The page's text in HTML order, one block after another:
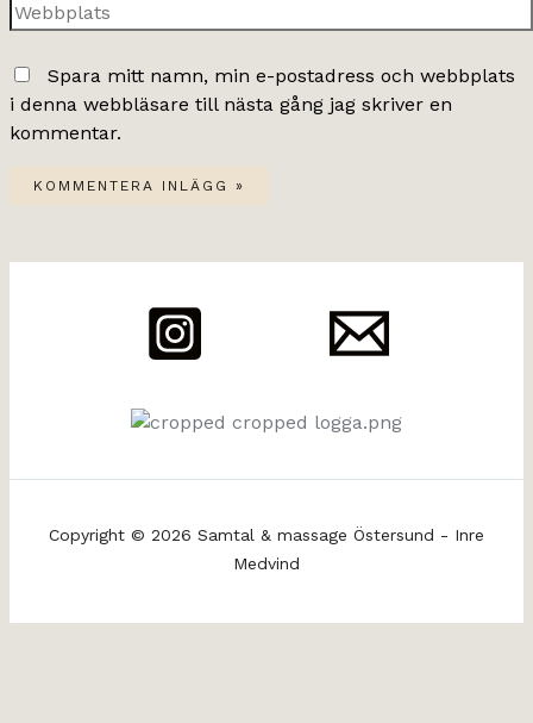
Webbplats
Spara mitt namn, min e-postadress och webbplats
i denna webbläsare till nästa gång jag skriver en
kommentar.
Copyright © 2026 Samtal & massage Östersund - Inre
Medvind